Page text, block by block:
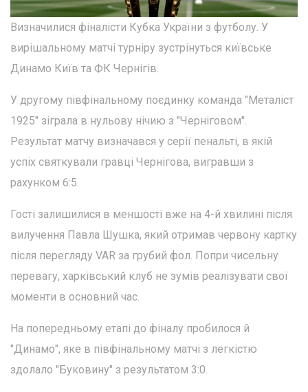
Визначилися фіналісти Кубка України з футболу. У
вирішальному матчі турніру зустрінуться київське
Динамо Київ та ФК Чернігів.
У другому півфінальному поєдинку команда "Металіст
1925" зіграла в нульову нічию з "Черніговом".
Результат матчу визначався у серії пенальті, в якій
успіх святкували гравці Чернігова, вигравши з
рахунком 6:5.
Гості залишилися в меншості вже на 4-й хвилині після
вилучення Павла Шушка, який отримав червону картку
після перегляду VAR за грубий фол. Попри чисельну
перевагу, харківський клуб не зумів реалізувати свої
моменти в основний час.
На попередньому етапі до фіналу пробилося й
"Динамо", яке в півфінальному матчі з легкістю
здолало "Буковину" з результатом 3:0.